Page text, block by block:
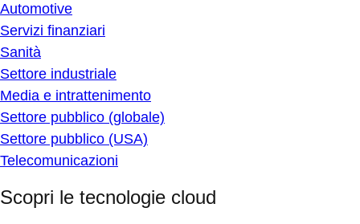
Automotive
Servizi finanziari
Sanità
Settore industriale
Media e intrattenimento
Settore pubblico (globale)
Settore pubblico (USA)
Telecomunicazioni
Scopri le tecnologie cloud